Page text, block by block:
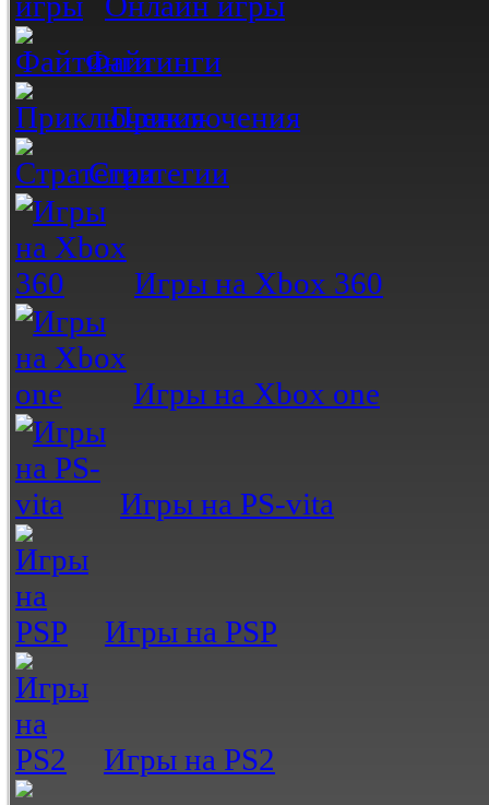
Файтинги
Приключения
Стратегии
Игры на Xbox 360
Игры на Xbox one
Игры на PS-vita
Игры на PSP
Игры на PS2